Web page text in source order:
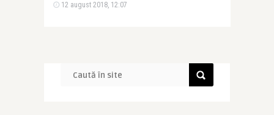
12 august 2018, 12:07